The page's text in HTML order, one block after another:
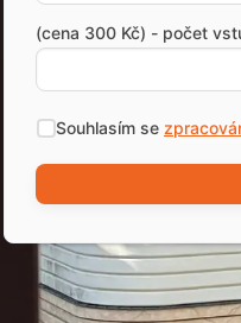
(cena 300 Kč) - počet
Souhlasím se